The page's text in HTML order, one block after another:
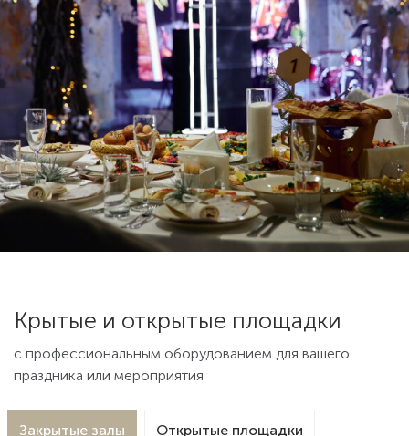
Крытые и открытые площадки
с профессиональным оборудованием для вашего
праздника или мероприятия
Закрытые залы Открытые площадки